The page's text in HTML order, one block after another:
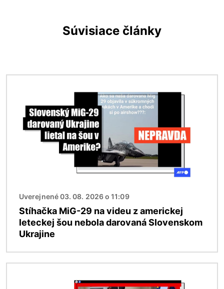
Súvisiace články
Uverejnené 03. 08. 2026 o 11:09
Stíhačka MiG-29 na videu z americkej
leteckej šou nebola darovaná Slovenskom
Ukrajine